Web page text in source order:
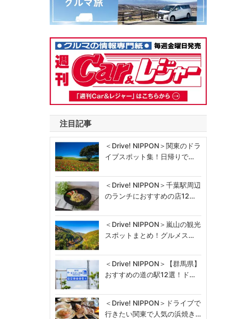
注目記事
＜Drive! NIPPON＞関東のドラ
イブスポット集！日帰りで…
＜Drive! NIPPON＞千葉駅周辺
のランチにおすすめの店12…
＜Drive! NIPPON＞嵐山の観光
スポットまとめ！グルメス…
＜Drive! NIPPON＞【群馬県】
おすすめの道の駅12選！ド…
＜Drive! NIPPON＞ドライブで
行きたい関東で人気の浜焼き…